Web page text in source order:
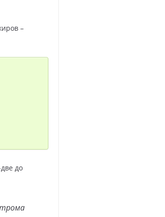
–
до